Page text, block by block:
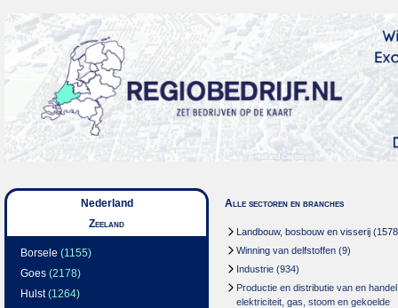
Nederland
Zeeland
Borsele (1155)
Goes (2178)
Hulst(1264)
Alle sectoren en branches
Landbouw, bosbouw en visserij
Winning van delfstoffen (9)
Industrie (934)
Productie en distributie van en
elektriciteit, gas, stoom en gekoelde